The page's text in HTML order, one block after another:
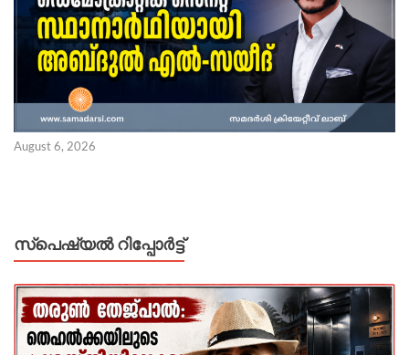
August 6, 2026
സ്പെഷ്യൽ റിപ്പോര്‍ട്ട്